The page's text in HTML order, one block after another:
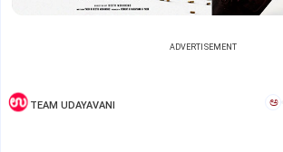
ADVERTISEMENT
TEAM UDAYAVANI ಅ